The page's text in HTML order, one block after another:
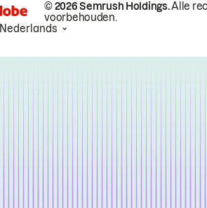
© 2026 Semrush Holdings.Alle
voorbehouden.
Nederlands